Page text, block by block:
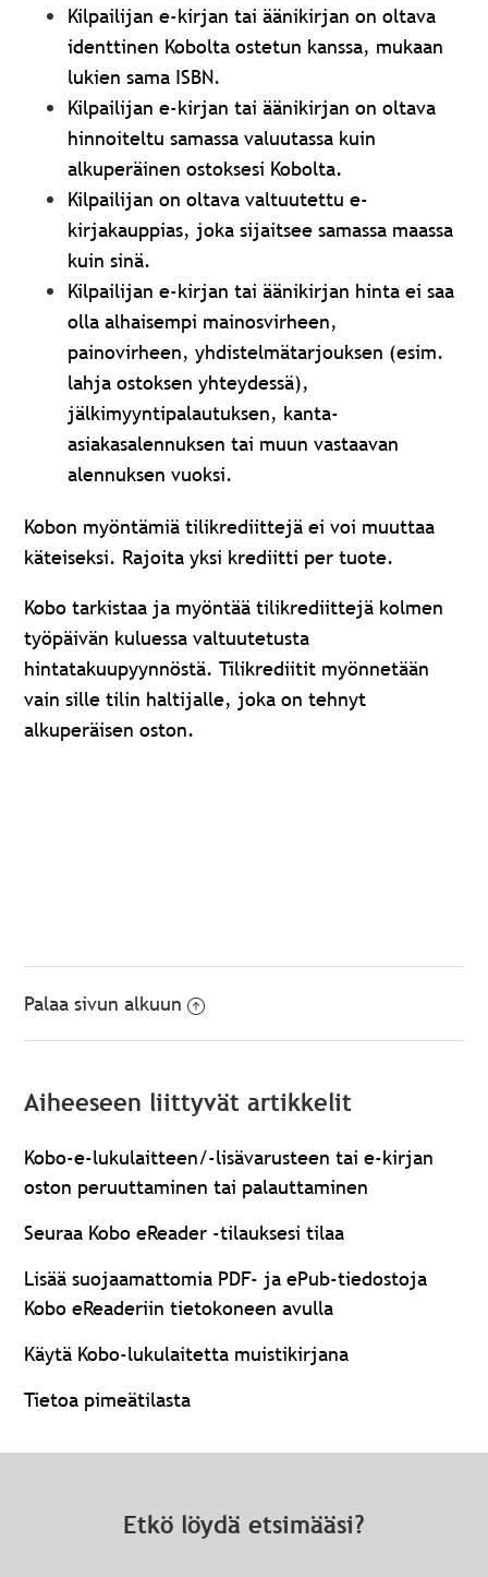
Kilpailijan e-kirjan tai äänikirjan on oltava
identtinen Kobolta ostetun kanssa, mukaan
lukien sama ISBN.
Kilpailijan e-kirjan tai äänikirjan on oltava
hinnoiteltu samassa valuutassa kuin
alkuperäinen ostoksesi Kobolta.
Kilpailijan on oltava valtuutettu e-
kirjakauppias, joka sijaitsee samassa maassa
kuin sinä.
Kilpailijan e-kirjan tai äänikirjan hinta ei saa
olla alhaisempi mainosvirheen,
painovirheen, yhdistelmätarjouksen (esim.
lahja ostoksen yhteydessä),
jälkimyyntipalautuksen, kanta-
asiakasalennuksen tai muun vastaavan
alennuksen vuoksi.
Kobon myöntämiä tilikrediittejä ei voi muuttaa
käteiseksi. Rajoita yksi krediitti per tuote.
Kobo tarkistaa ja myöntää tilikrediittejä kolmen
työpäivän kuluessa valtuutetusta
hintatakuupyynnöstä. Tilikrediitit myönnetään
vain sille tilin haltijalle, joka on tehnyt
alkuperäisen oston.
Palaa sivun alkuun
Aiheeseen liittyvät artikkelit
Kobo-e-lukulaitteen/-lisävarusteen tai e-kirjan
oston peruuttaminen tai palauttaminen
Seuraa Kobo eReader -tilauksesi tilaa
Lisää suojaamattomia PDF- ja ePub-tiedostoja
Kobo eReaderiin tietokoneen avulla
Käytä Kobo-lukulaitetta muistikirjana
Tietoa pimeätilasta
Etkö löydä etsimääsi?